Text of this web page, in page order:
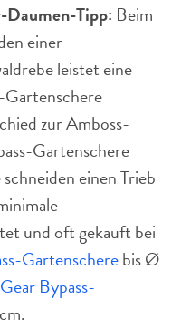
Daumen-Tipp: Beim
einer
leistet eine
Gartenschere
zur Amboss-
Gartenschere
einen Trieb
und oft gekauft bei
Gartenscherebis Ø
Bypass-